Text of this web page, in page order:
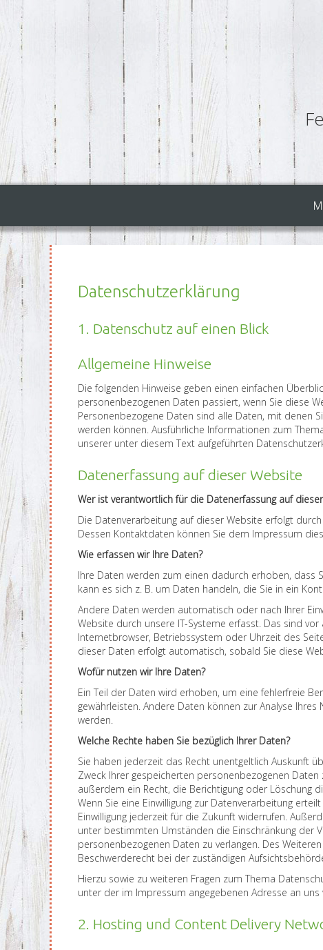
Datenschutzerklärung
1. Datenschutz auf einen Blick
Allgemeine Hinweise
Die folgenden Hinweise geben einen einfachen
personenbezogenen Daten passiert, wenn Sie diese
Personenbezogene Daten sind alle Daten, mit denen
werden können. Ausführliche Informationen zum
unserer unter diesem Text aufgeführten
Datenerfassung auf dieser Website
Wer ist verantwortlich für die Datenerfassung auf
Die Datenverarbeitung auf dieser Website erfolgt
Dessen Kontaktdaten können Sie dem Impressum
Wie erfassen wir Ihre Daten?
Ihre Daten werden zum einen dadurch erhoben, dass
kann es sich z. B. um Daten handeln, die Sie in ein
Andere Daten werden automatisch oder nach Ihrer
Website durch unsere IT-Systeme erfasst. Das sind
Internetbrowser, Betriebssystem oder Uhrzeit des
dieser Daten erfolgt automatisch, sobald Sie diese
Wofür nutzen wir Ihre Daten?
Ein Teil der Daten wird erhoben, um eine fehlerfreie
gewährleisten. Andere Daten können zur Analyse
werden.
Welche Rechte haben Sie bezüglich Ihrer Daten?
Sie haben jederzeit das Recht unentgeltlich Auskunft
Zweck Ihrer gespeicherten personenbezogenen Daten
außerdem ein Recht, die Berichtigung oder Löschung
Wenn Sie eine Einwilligung zur Datenverarbeitung
Einwilligung jederzeit für die Zukunft widerrufen.
unter bestimmten Umständen die Einschränkung der
personenbezogenen Daten zu verlangen. Des
Beschwerderecht bei der zuständigen
Hierzu sowie zu weiteren Fragen zum Thema
unter der im Impressum angegebenen Adresse an uns
2. Hosting und Content Delivery